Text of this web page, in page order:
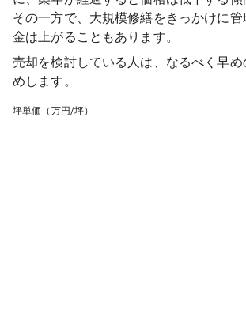
その一方で、大規模修繕をきっかけに
金は上がることもあります。
売却を検討している人は、なるべく早
めします。
坪単価（万円/坪）